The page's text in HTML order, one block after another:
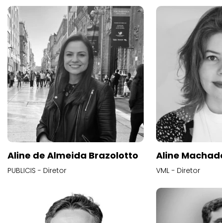
Aline de Almeida Brazolotto
PUBLICIS - Diretor
Aline
VML - Diretor